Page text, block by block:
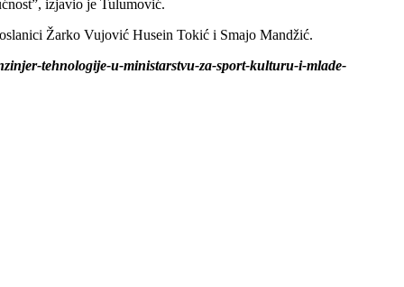
izjavio je Tulumović.
Žarko Vujović Husein Tokić i Smajo Mandžić.
tehnologije-u-ministarstvu-za-sport-kulturu-i-mlade-